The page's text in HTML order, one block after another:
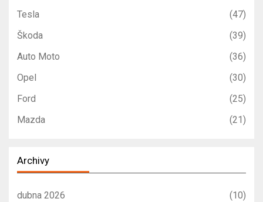
Tesla
(47)
Škoda
(39)
Auto Moto
(36)
Opel
(30)
Ford
(25)
Mazda
(21)
Archivy
dubna 2026
(10)